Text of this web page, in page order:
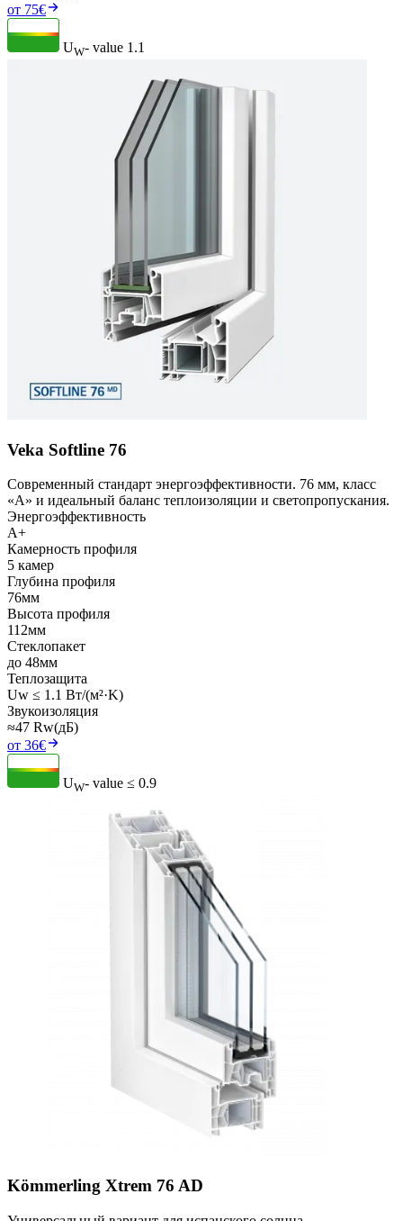
от 75€
UW- value 1.1
Veka Softline 76
Современный стандарт энергоэффективности. 76 мм, класс
«А» и идеальный баланс теплоизоляции и светопропускания.
Энергоэффективность
A+
Камерность профиля
5 камер
Глубина профиля
76мм
Высота профиля
112мм
Стеклопакет
до 48мм
Теплозащита
Uw ≤ 1.1 Вт/(м²·K)
Звукоизоляция
≈47 Rw(дБ)
от 36€
UW- value ≤ 0.9
Kömmerling Xtrem 76 AD